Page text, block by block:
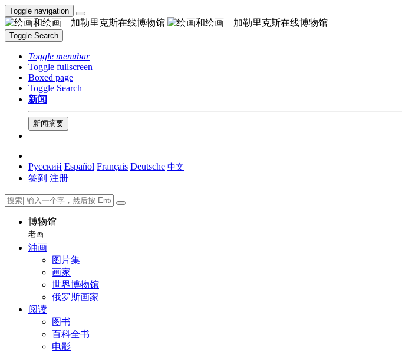
Toggle navigation
Toggle Search
Toggle menubar
Toggle fullscreen
Boxed page
Toggle Search
新闻
新闻摘要
Русский Español Français Deutsche 中文
签到 注册
博物馆
老画
油画
图片集
画家
世界博物馆
俄罗斯画家
阅读
图书
百科全书
电影